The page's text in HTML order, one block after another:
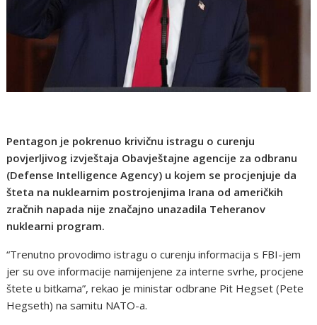
Pentagon je pokrenuo krivičnu istragu o curenju
povjerljivog izvještaja Obavještajne agencije za odbranu
(Defense Intelligence Agency) u kojem se procjenjuje da
šteta na nuklearnim postrojenjima Irana od američkih
zračnih napada nije značajno unazadila Teheranov
nuklearni program.
“Trenutno provodimo istragu o curenju informacija s FBI-jem
jer su ove informacije namijenjene za interne svrhe, procjene
štete u bitkama”, rekao je ministar odbrane Pit Hegset (Pete
Hegseth) na samitu NATO-a.